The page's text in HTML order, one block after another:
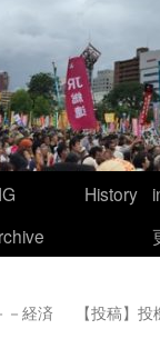
History
－経済
【投稿】